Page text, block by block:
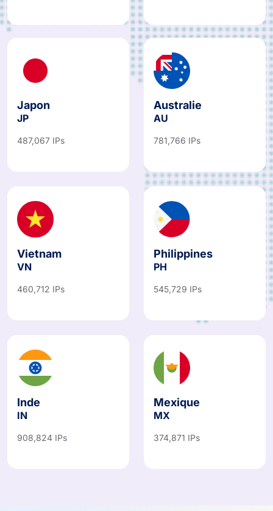
Japon
JP
487,067 IPs
Australie
AU
781,766 IPs
Vietnam
VN
460,712 IPs
Philippines
PH
545,729 IPs
Inde
IN
908,824 IPs
Mexique
MX
374,871 IPs